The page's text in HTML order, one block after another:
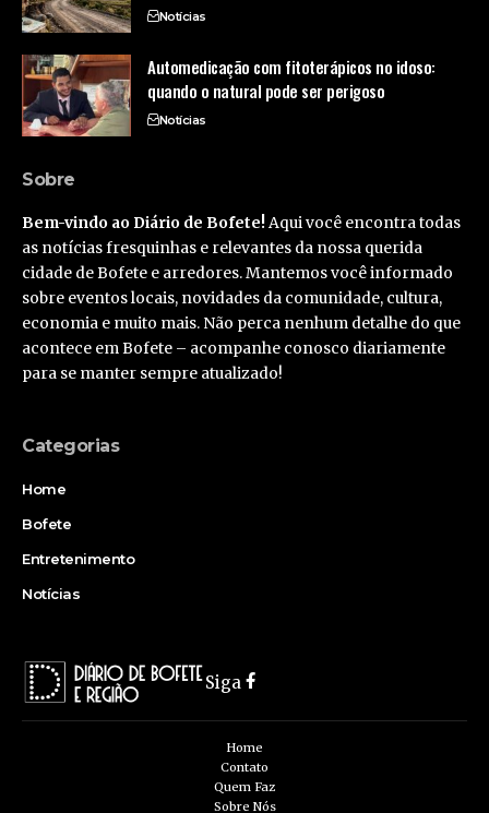
Notícias
Automedicação com fitoterápicos no idoso:
quando o natural pode ser perigoso
Notícias
Sobre
Bem-vindo ao Diário de Bofete! Aqui você encontra todas
as notícias fresquinhas e relevantes da nossa querida
cidade de Bofete e arredores. Mantemos você informado
sobre eventos locais, novidades da comunidade, cultura,
economia e muito mais. Não perca nenhum detalhe do que
acontece em Bofete – acompanhe conosco diariamente
para se manter sempre atualizado!
Categorias
Home
Bofete
Entretenimento
Notícias
Siga
Home
Contato
Quem Faz
Sobre Nós